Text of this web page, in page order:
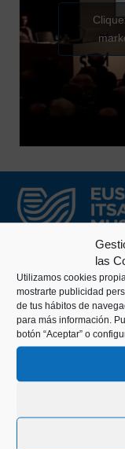
las
Utilizamos cookies
mostrarte publicidad
de tus hábitos de
para más información.
botón “Aceptar” o
Kaiko pasealekua, 24
20003 Donostia